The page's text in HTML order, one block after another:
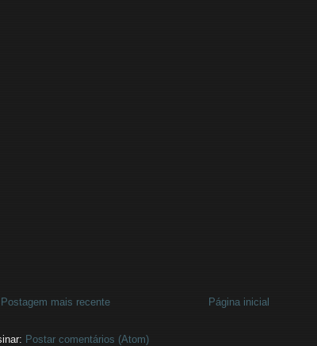
Postagem mais recente Página inicial
Postar comentários (Atom)